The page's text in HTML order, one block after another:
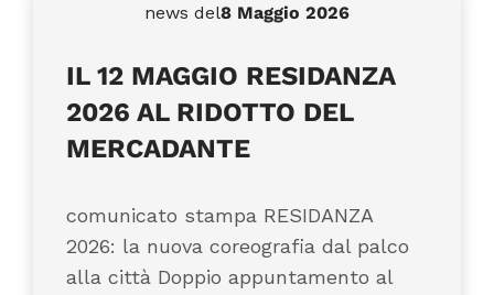
news del8 Maggio 2026
IL 12 MAGGIO RESIDANZA
2026 AL RIDOTTO DEL
MERCADANTE
comunicato stampa RESIDANZA
2026: la nuova coreografia dal palco
alla città Doppio appuntamento al